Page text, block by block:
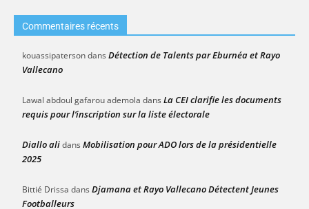
Commentaires récents
kouassipatersondans Détection de Talents par Eburnéa et Rayo
Vallecano
Lawal abdoul gafarou ademola dans La CEI clarifie les documents
requis pour l’inscription sur la liste électorale
Diallo alidans Mobilisation pour ADO lors de la présidentielle
2025
Bittié Drissa dans Djamana et Rayo Vallecano Détectent Jeunes
Footballeurs